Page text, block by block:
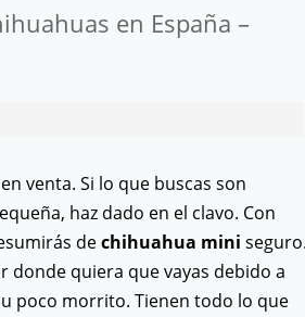
en España –
venta. Si lo que buscas son
haz dado en el clavo. Con
dechihuahua mini
donde quiera que vayas debido a
poco morrito. Tienen todo lo que